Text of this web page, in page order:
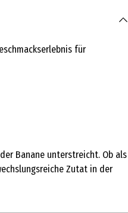
für
Banane unterstreicht. Ob als
Zutat in der